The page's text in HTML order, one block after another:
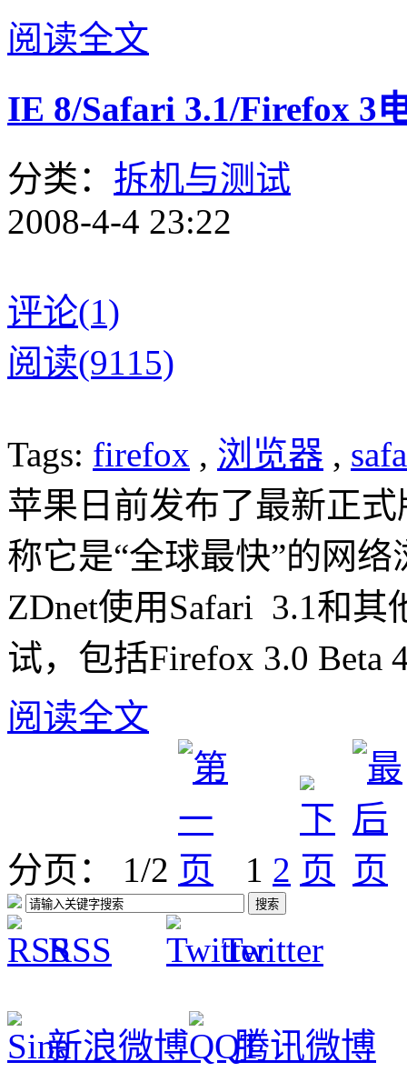
阅读全文
IE 8/Safari 3.1/Firefox 3
分类： 拆机与测试
2008-4-4 23:22
评论(1)
阅读(9115)
Tags: firefox , 浏览器 ,
苹果日前发布了最新正
称它是“全球最快”的网
ZDnet使用Safari 3.1和
试，包括Firefox 3.0 Beta
阅读全文
分页： 1/2 1 2
RSS Twitter
新浪微博 腾讯微博